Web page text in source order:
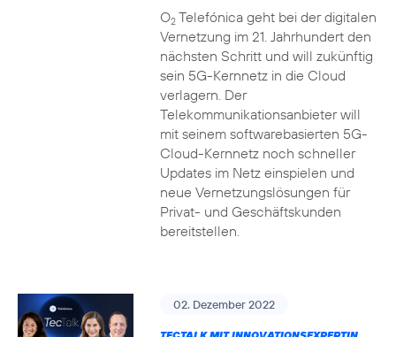
O2Telefónica geht bei der digitalen
Vernetzung im 21. Jahrhundert den
nächsten Schritt und will zukünftig
sein 5G-Kernnetz in die Cloud
verlagern. Der
Telekommunikationsanbieter will
mit seinem softwarebasierten 5G-
Cloud-Kernnetz noch schneller
Updates im Netz einspielen und
neue Vernetzungslösungen für
Privat- und Geschäftskunden
bereitstellen.
02. Dezember 2022